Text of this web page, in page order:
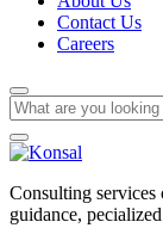
Contact Us
Careers
Consulting services
guidance, pecialized